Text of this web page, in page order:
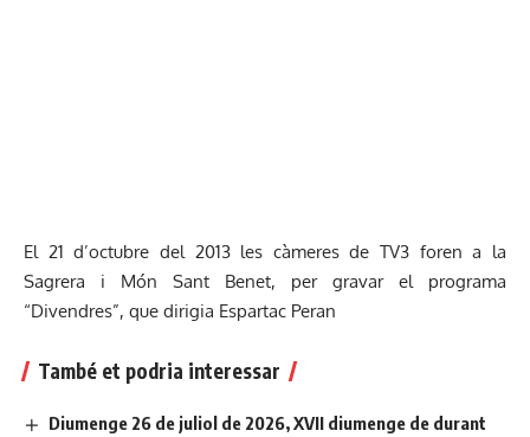
El 21 d’octubre del 2013 les càmeres de TV3 foren a la
Sagrera i Món Sant Benet, per gravar el programa
“Divendres”, que dirigia Espartac Peran
També et podria interessar
Diumenge 26 de juliol de 2026, XVII diumenge de durant